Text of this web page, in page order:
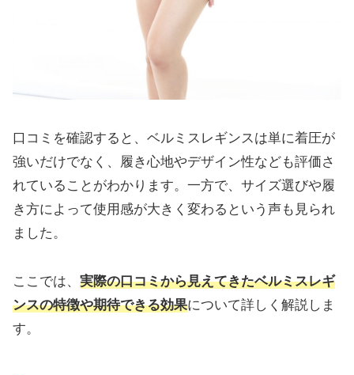
口コミを確認すると、ベルミスレギンスは単に着圧が
強いだけでなく、履き心地やデザイン性なども評価さ
れていることがわかります。一方で、サイズ選びや履
き方によって使用感が大きく変わるという声も見られ
ました。
ここでは、 実際の口コミから見えてきたベルミスレギ
ンスの特徴や期待できる効果について詳しく解説しま
す。